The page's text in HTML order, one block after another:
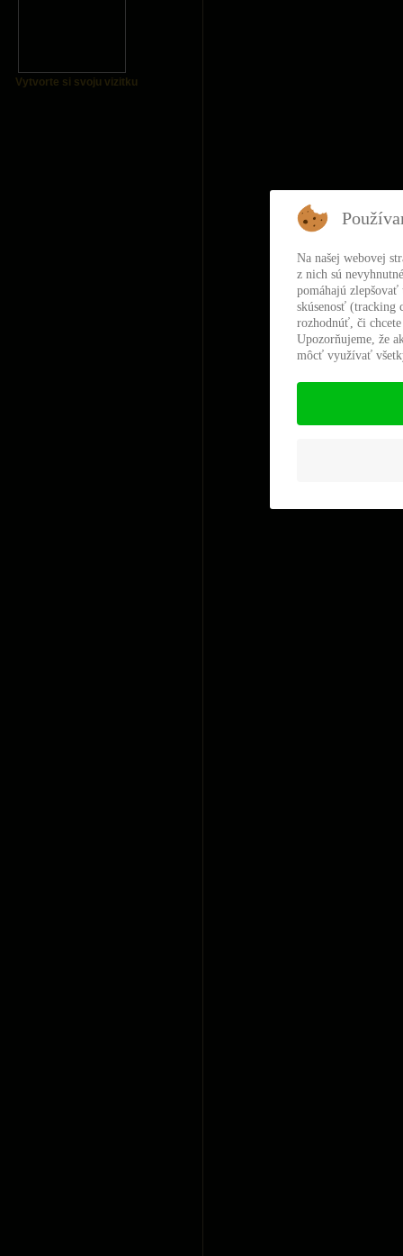
Vytvorte si svoju vizitku
Na našej webovej
z nich sú
pomáhajú
skúsenosť (tracking
rozhodnúť, či
Upozorňujeme, že
môcť využívať